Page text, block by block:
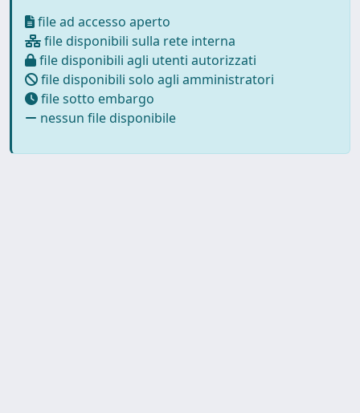
file ad accesso aperto
file disponibili sulla rete interna
file disponibili agli utenti autorizzati
file disponibili solo agli amministratori
file sotto embargo
nessun file disponibile